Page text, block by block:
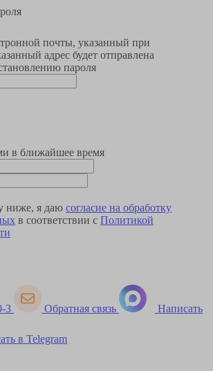
почты, указанный при
адрес будет отправлена
пароля
в ближайшее время
ниже, я даю согласие на обработку
в соответствии с Политикой
3 Обратная связь Написать
в Telegram